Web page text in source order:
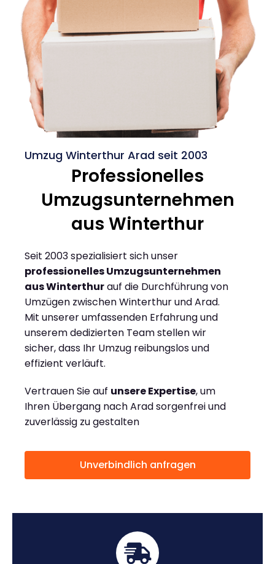
Umzug Winterthur Arad seit 2003
Professionelles
Umzugsunternehmen
aus Winterthur
Seit 2003 spezialisiert sich unser
professionelles Umzugsunternehmen
aus Winterthurauf die Durchführung von
Umzügen zwischen Winterthur und Arad.
Mit unserer umfassenden Erfahrung und
unserem dedizierten Team stellen wir
sicher, dass Ihr Umzug reibungslos und
effizient verläuft.
Vertrauen Sie auf unsere Expertise, um
Ihren Übergang nach Arad sorgenfrei und
zuverlässig zu gestalten
Unverbindlich anfragen